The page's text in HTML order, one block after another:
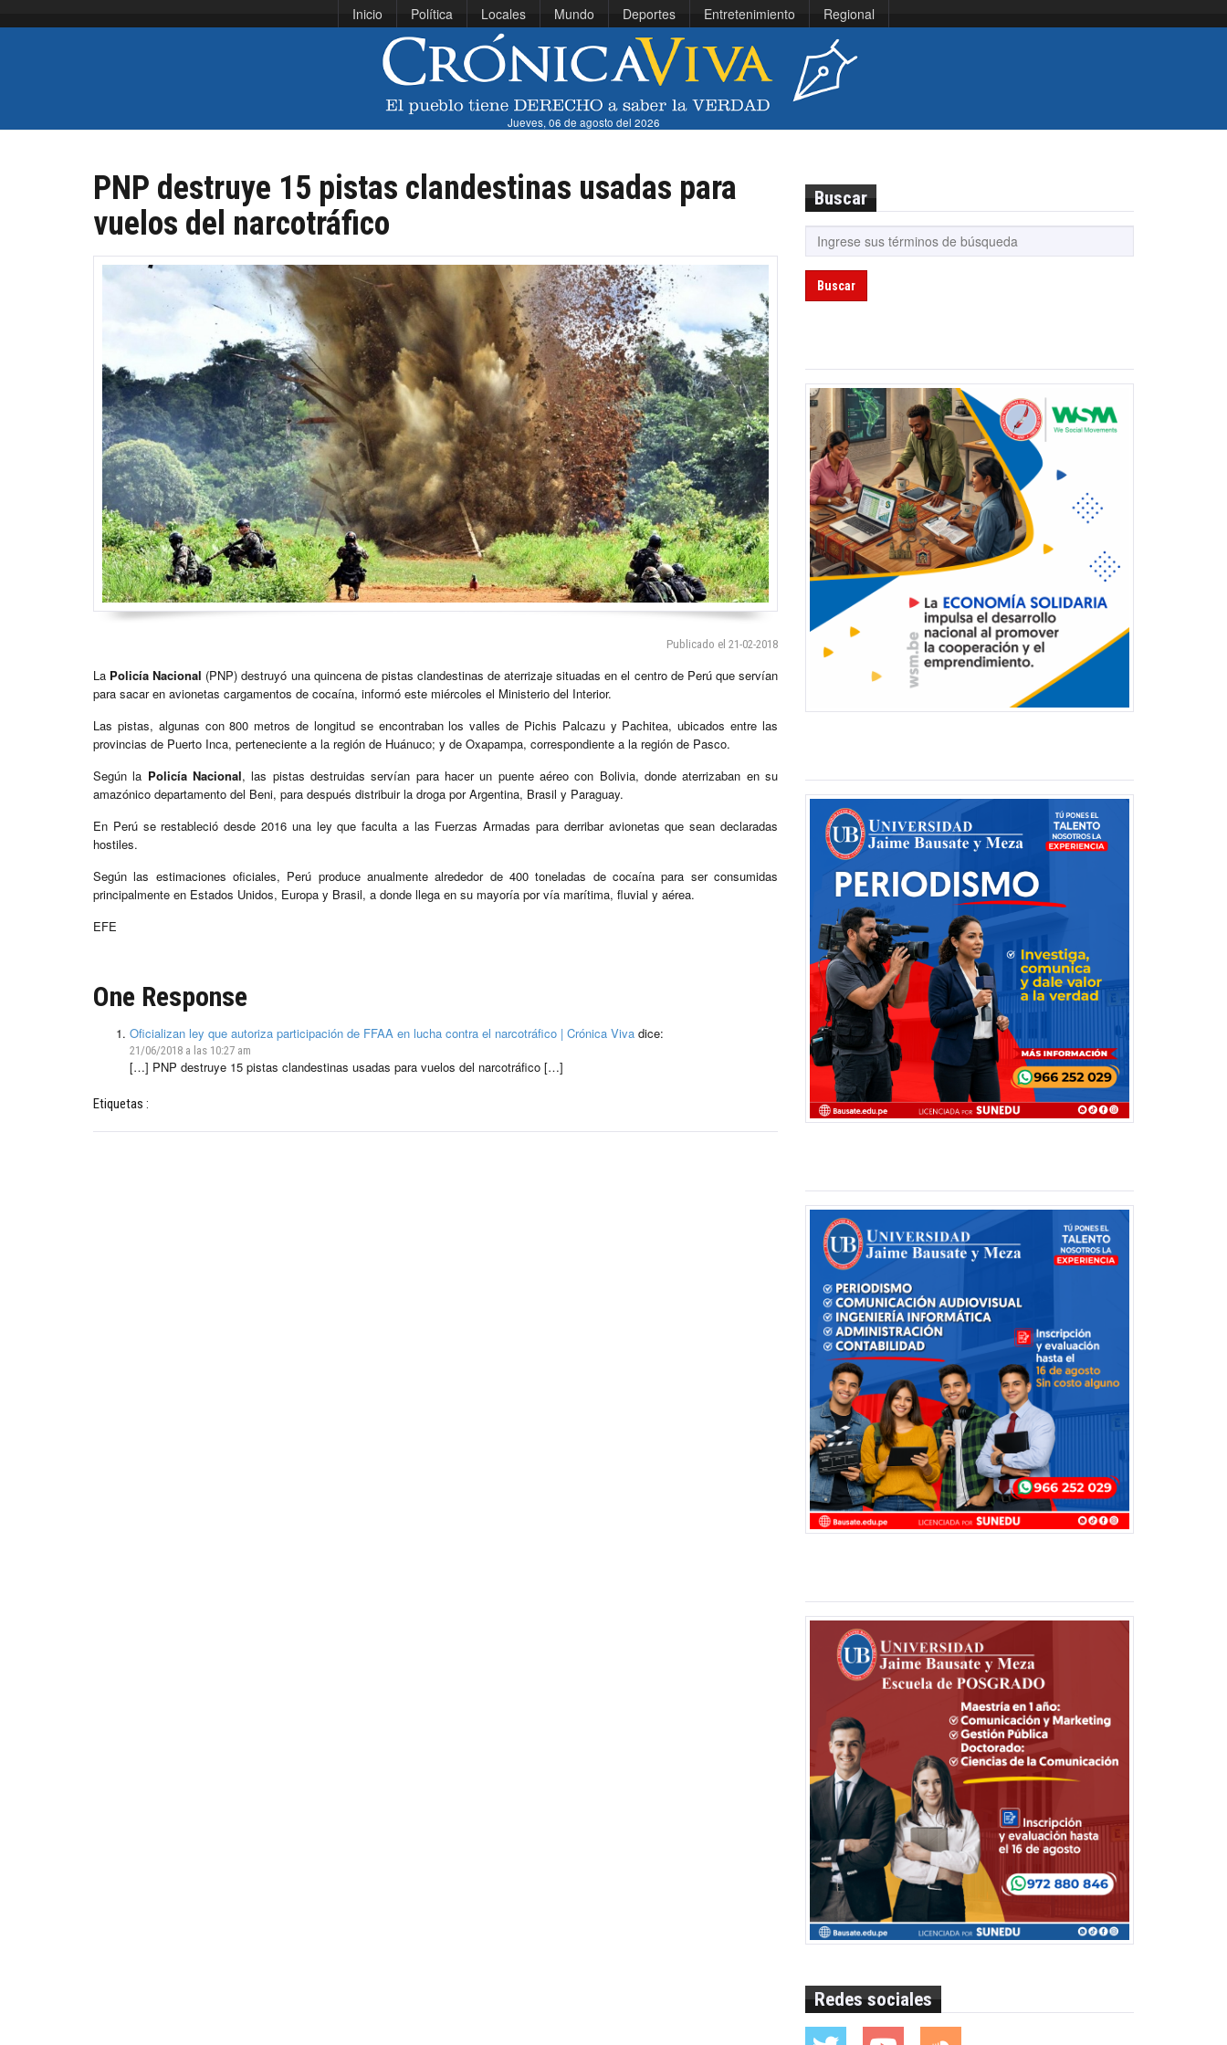
Inicio Política Locales Mundo Deportes Entretenimiento Regional
Jueves, 06 de agosto del 2026
PNP destruye 15 pistas clandestinas usadas para
vuelos del narcotráfico
Publicado el 21-02-2018
La Policía Nacional (PNP) destruyó una quincena de pistas clandestinas de aterrizaje situadas en el centro de Perú que servían
para sacar en avionetas cargamentos de cocaína, informó este miércoles el Ministerio del Interior.
Las pistas, algunas con 800 metros de longitud se encontraban los valles de Pichis Palcazu y Pachitea, ubicados entre las
provincias de Puerto Inca, perteneciente a la región de Huánuco; y de Oxapampa, correspondiente a la región de Pasco.
Según la Policía Nacional, las pistas destruidas servían para hacer un puente aéreo con Bolivia, donde aterrizaban en su
amazónico departamento del Beni, para después distribuir la droga por Argentina, Brasil y Paraguay.
En Perú se restableció desde 2016 una ley que faculta a las Fuerzas Armadas para derribar avionetas que sean declaradas
hostiles.
Según las estimaciones oficiales, Perú produce anualmente alrededor de 400 toneladas de cocaína para ser consumidas
principalmente en Estados Unidos, Europa y Brasil, a donde llega en su mayoría por vía marítima, fluvial y aérea.
EFE
One Response
Oficializan ley que autoriza participación de FFAA en lucha contra el narcotráfico | Crónica Viva dice:
21/06/2018 a las 10:27 am
[…] PNP destruye 15 pistas clandestinas usadas para vuelos del narcotráfico […]
Etiquetas :
Buscar
Buscar
Redes sociales